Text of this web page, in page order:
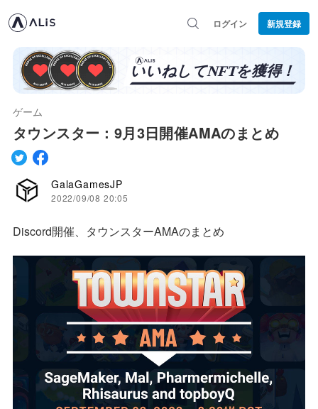
ログイン 新規登録
ゲーム
タウンスター：9月3日開催AMAのまとめ
GalaGamesJP
2022/09/08 20:05
Discord開催、タウンスターAMAのまとめ